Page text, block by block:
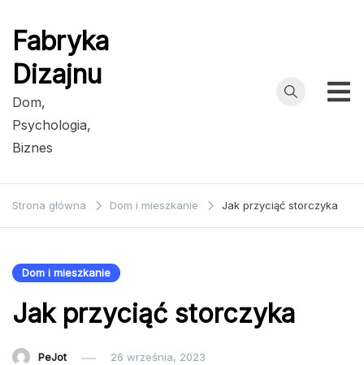
Fabryka
Dizajnu
Dom,
Psychologia,
Biznes
Strona główna Dom i mieszkanie Jak przyciąć storczyka
Dom i mieszkanie
Jak przyciąć storczyka
PeJot 26 września, 2023